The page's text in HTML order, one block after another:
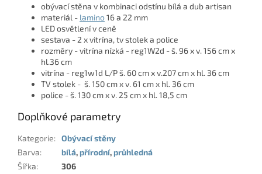
obývací stěna v kombinaci odstínu bílá a dub artisan
materiál - lamino16 a 22 mm
LED osvětlení v ceně
sestava - 2 x vitrína, tv stolek a police
rozměry - vitrína nízká - reg1W2d - š. 96 x v. 156 cm x
hl.36 cm
vitrína - reg1w1d L/P š. 60 cm x v.207 cm x hl. 36 cm
TV stolek - š. 150 cm x v. 61 cm x hl. 36 cm
police - š. 130 cm x v. 25 cm x hl. 18,5 cm
Doplňkové parametry
Kategorie: Obývací stěny
Barva: bílá,přírodní,průhledná
Šířka:
306